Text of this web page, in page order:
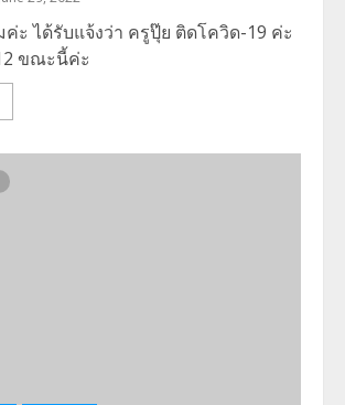
ค่ะ ได้รับแจ้งว่า ครูปุ๊ย ติดโควิด-19 ค่ะ
ขณะนี้ค่ะ